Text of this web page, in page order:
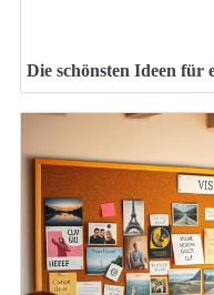
Die schönsten Ideen für